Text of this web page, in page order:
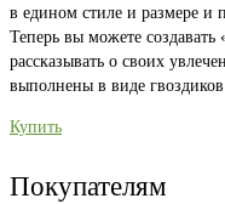
в едином стиле и размере и
Теперь вы можете создавать
рассказывать о своих
выполнены в виде
Купить
Покупателям